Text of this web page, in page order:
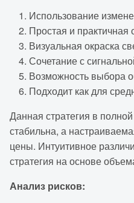
Использование
Простая и практичная
Визуальная окраска
Сочетание с
Возможность выбора
Подходит как для
Данная стратегия в
стабильна, а
цены. Интуитивное
стратегия на основе
Анализ рисков: